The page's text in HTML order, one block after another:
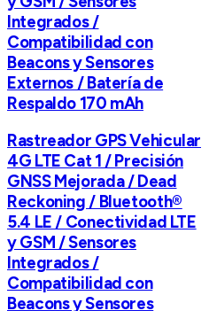
Integrados /
Compatibilidad con
Beacons y Sensores
Externos / Batería de
Respaldo 170 mAh
Rastreador GPS Vehicular
4G LTE Cat 1 / Precisión
GNSS Mejorada / Dead
Reckoning / Bluetooth®
5.4 LE / Conectividad LTE
y GSM / Sensores
Integrados /
Compatibilidad con
Beacons y Sensores